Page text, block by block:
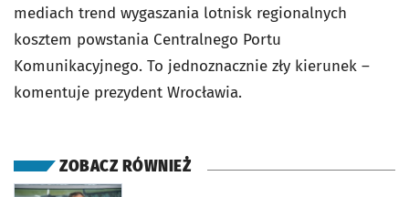
mediach trend wygaszania lotnisk regionalnych
kosztem powstania Centralnego Portu
Komunikacyjnego. To jednoznacznie zły kierunek –
komentuje prezydent Wrocławia.
ZOBACZ RÓWNIEŻ